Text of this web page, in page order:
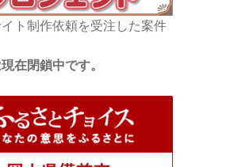
ト制作依頼を受注した案件
在閉鎖中です。